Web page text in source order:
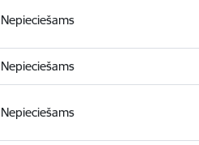
Nepieciešams
Nepieciešams
Nepieciešams